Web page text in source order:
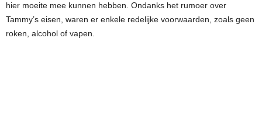
hier moeite mee kunnen hebben. Ondanks het rumoer over
Tammy’s eisen, waren er enkele redelijke voorwaarden, zoals geen
roken, alcohol of vapen.